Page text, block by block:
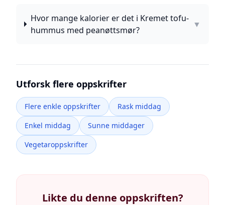
Hvor mange kalorier er det i Kremet tofu-
hummus med peanøttsmør?
▼
Utforsk flere oppskrifter
Flere enkle oppskrifter
Rask middag
Enkel middag
Sunne middager
Vegetaroppskrifter
Likte du denne oppskriften?